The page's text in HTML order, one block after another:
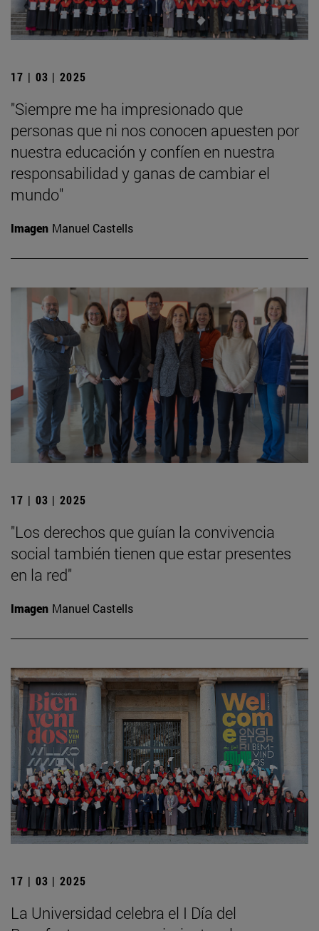
17 | 03 | 2025
"Siempre me ha impresionado que
personas que ni nos conocen apuesten por
nuestra educación y confíen en nuestra
responsabilidad y ganas de cambiar el
mundo"
Imagen Manuel Castells
17 | 03 | 2025
"Los derechos que guían la convivencia
social también tienen que estar presentes
en la red"
Imagen Manuel Castells
17 | 03 | 2025
La Universidad celebra el I Día del